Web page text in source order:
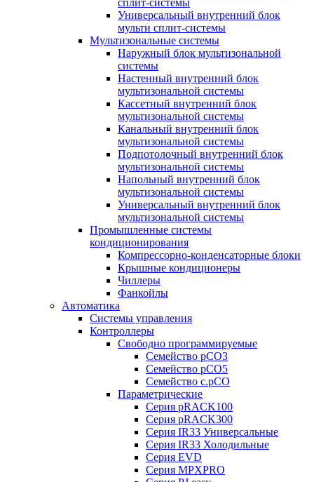
сплит-системы
Универсальный внутренний блок
мульти сплит-системы
Мультизональные системы
Наружный блок мультизональной
системы
Настенный внутренний блок
мультизональной системы
Кассетный внутренний блок
мультизональной системы
Канальный внутренний блок
мультизональной системы
Подпотолочный внутренний блок
мультизональной системы
Напольный внутренний блок
мультизональной системы
Универсальный внутренний блок
мультизональной системы
Промышленные системы
кондиционирования
Компрессорно-конденсаторные блоки
Крышные кондиционеры
Чиллеры
Фанкойлы
Автоматика
Системы управления
Контроллеры
Свободно программируемые
Семейство pCO3
Семейство pCO5
Семейство c.pCO
Параметрические
Серия pRACK100
Серия pRACK300
Серия IR33 Универсальные
Серия IR33 Холодильные
Серия EVD
Серия MPXPRO